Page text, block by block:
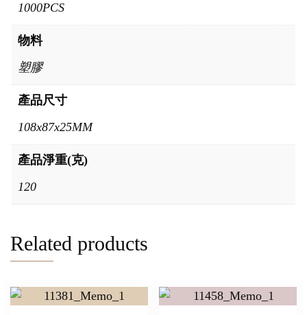
1000PCS
物料
塑膠
產品尺寸
108x87x25MM
產品淨重(克)
120
Related products